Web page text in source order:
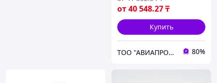
от40 548.27₸
Купить
ТОО "АВИАПРОМСТАЛЬ" 80%